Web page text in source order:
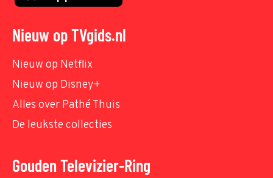
Nieuw op TVgids.nl
Nieuw op Netflix
Nieuw op Disney+
Alles over Pathé Thuis
De leukste collecties
Gouden Televizier-Ring